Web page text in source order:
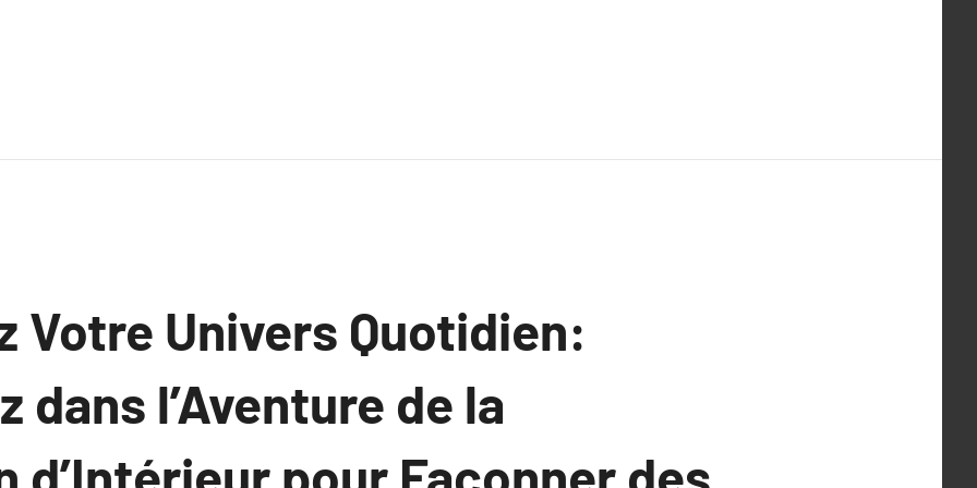
Votre Univers Quotidien:
dans l’Aventure de la